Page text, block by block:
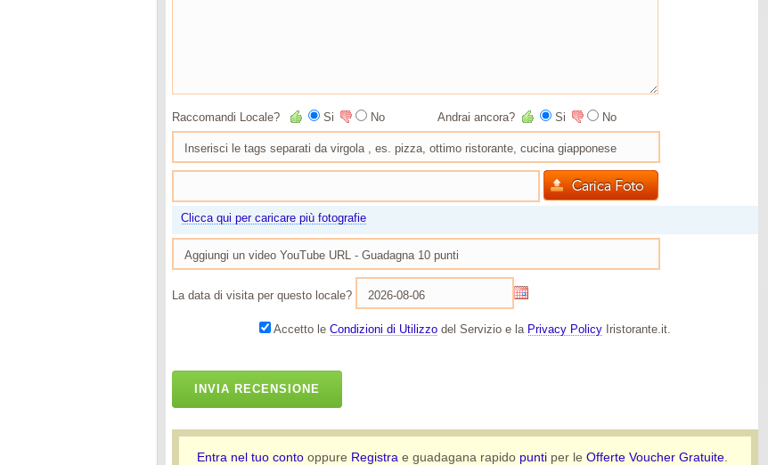
Raccomandi Locale? Si No Andrai ancora? Si No
Clicca qui per caricare più fotografie
La data di visita per questo locale?
Accetto le Condizioni di Utilizzodel Servizio e la Privacy PolicyIristorante.it.
INVIA RECENSIONE
Entra nel tuo contooppure Registra e guadagana rapido puntiper le Offerte Voucher Gratuite.